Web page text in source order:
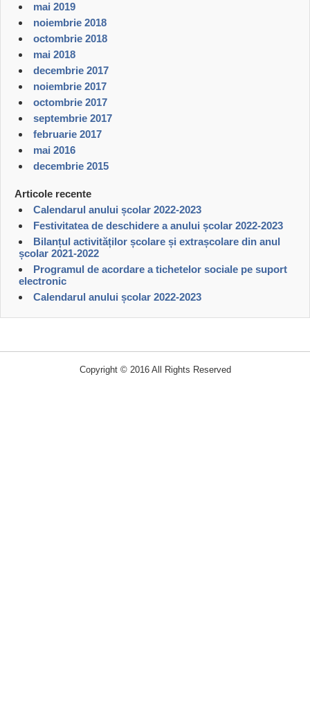
mai 2019
noiembrie 2018
octombrie 2018
mai 2018
decembrie 2017
noiembrie 2017
octombrie 2017
septembrie 2017
februarie 2017
mai 2016
decembrie 2015
Articole recente
Calendarul anului școlar 2022-2023
Festivitatea de deschidere a anului școlar 2022-2023
Bilanțul activităților școlare și extrașcolare din anul
școlar 2021-2022
Programul de acordare a tichetelor sociale pe suport
electronic
Calendarul anului școlar 2022-2023
Copyright © 2016 All Rights Reserved